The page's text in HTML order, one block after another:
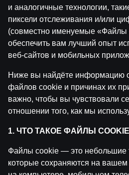
Похожие посты
WRC Igaunijas Rallija
WRC Igaunijas Rallija
byDāvis 23 июл. 2026 г.
byDāvis 14 июл. 2026 г.
и аналогичные технологии,
пиксели отслеживания и/или
(совместно именуемые «Файлы
обеспечить вам лучший опыт
веб-сайтов и мобильных
Ниже вы найдёте информацию
файлов cookie и причинах их
важно, чтобы вы чувствовали
отношении того, как мы
1. ЧТО ТАКОЕ ФАЙЛЫ
Файлы cookie — это небольшие
которые сохраняются на вашем